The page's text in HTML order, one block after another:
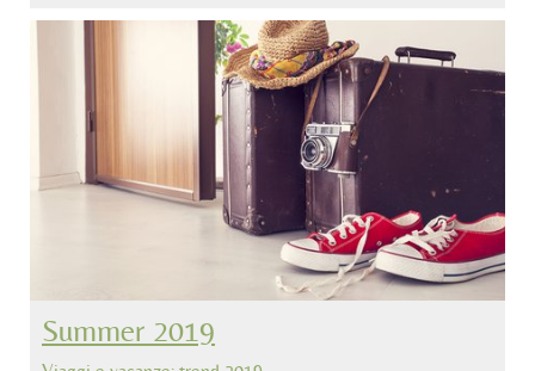
Summer 2019